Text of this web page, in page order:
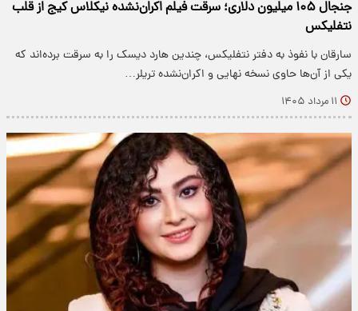
جنجال ۱۰۵ میلیون دلاری؛ سرقت فیلم اکران‌نشده نیکلاس کیج از قلب
نتفلیکس
سارقان با نفوذ به دفتر نتفلیکس، چندین هارد دیسک را به سرقت برده‌اند که
یکی از آن‌ها حاوی نسخه نهایی و اکران‌نشده تریلر…
۱۱ مرداد ۱۴۰۵